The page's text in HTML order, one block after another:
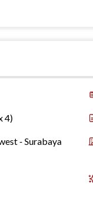
4)
- Surabaya